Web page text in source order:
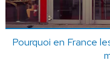
Pourquoi en France